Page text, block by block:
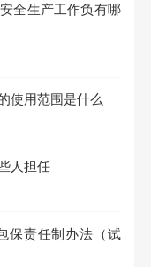
全生产工作负有哪
使用范围是什么
人担任
保责任制办法（试